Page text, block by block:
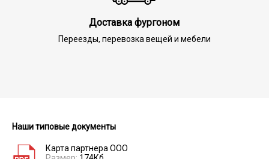
Доставка фургоном
Переезды, перевозка вещей и мебели
Наши типовые документы
Карта партнера ООО